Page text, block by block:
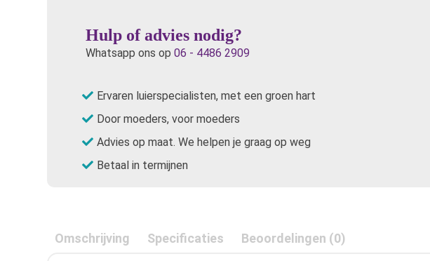
Hulp of advies nodig?
Whatsapp ons op 06 - 4486 2909
Ervaren luierspecialisten, met een groen hart
Door moeders, voor moeders
Advies op maat. We helpen je graag op weg
Betaal in termijnen
Omschrijving Specificaties Beoordelingen (0)